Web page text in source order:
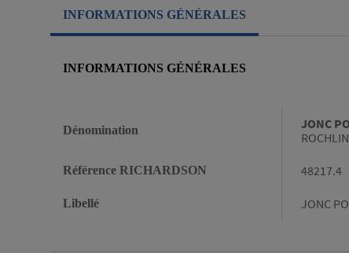
INFORMATIONS GÉNÉRALES
INFORMATIONS GÉNÉRALES
Dénomination
JONC
Référence RICHARDSON 48217.4
Libellé JONC